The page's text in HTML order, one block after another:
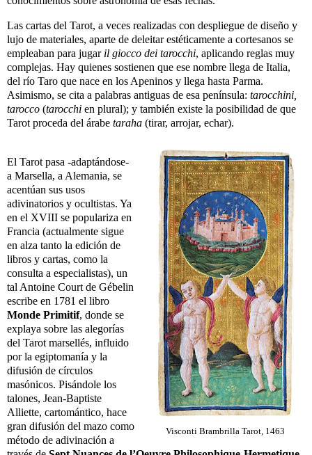
Las cartas del Tarot, a veces realizadas con despliegue de diseño y
lujo de materiales, aparte de deleitar estéticamente a cortesanos se
empleaban para jugar il giocco dei tarocchi, aplicando reglas muy
complejas. Hay quienes sostienen que ese nombre llega de Italia,
del río Taro que nace en los Apeninos y llega hasta Parma.
Asimismo, se cita a palabras antiguas de esa península: tarocchini,
tarocco (tarocchi en plural); y también existe la posibilidad de que
Tarot proceda del árabe taraha (tirar, arrojar, echar).
Visconti Brambrilla Tarot, 1463
El Tarot pasa -adaptándose-
a Marsella, a Alemania, se
acentúan sus usos
adivinatorios y ocultistas. Ya
en el XVIII se populariza en
Francia (actualmente sigue
en alza tanto la edición de
libros y cartas, como la
consulta a especialistas), un
tal Antoine Court de Gébelin
escribe en 1781 el libro
Monde Primitif, donde se
explaya sobre las alegorías
del Tarot marsellés, influido
por la egiptomanía y la
difusión de círculos
masónicos. Pisándole los
talones, Jean-Baptiste
Alliette, cartomántico, hace
gran difusión del mazo como
método de adivinación a